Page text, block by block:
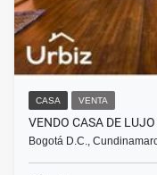
CASA VENTA
VENDO CASA DE
Bogotá D.C.,